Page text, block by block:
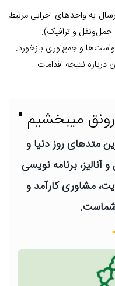
به واحدهای اجرایی مرتبط
و ترافیک).
و جمع‌آوری بازخورد.
نتیجه اقدامات.
میبخشیم "
متدهای روز دنیا و
آنالیز، برنامه نویسی
مشاوری کارآمد و
شماست.